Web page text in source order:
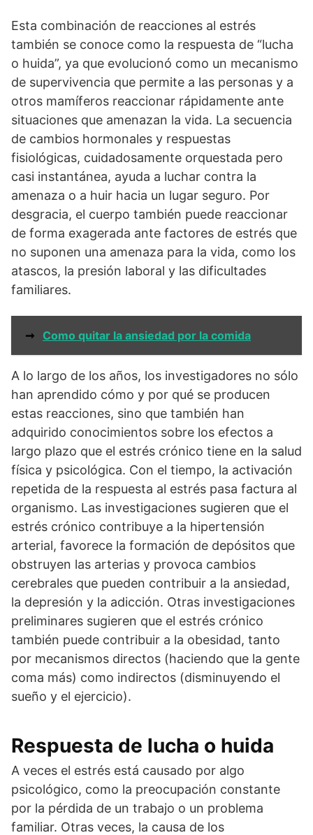
Esta combinación de reacciones al estrés
también se conoce como la respuesta de “lucha
o huida”, ya que evolucionó como un mecanismo
de supervivencia que permite a las personas y a
otros mamíferos reaccionar rápidamente ante
situaciones que amenazan la vida. La secuencia
de cambios hormonales y respuestas
fisiológicas, cuidadosamente orquestada pero
casi instantánea, ayuda a luchar contra la
amenaza o a huir hacia un lugar seguro. Por
desgracia, el cuerpo también puede reaccionar
de forma exagerada ante factores de estrés que
no suponen una amenaza para la vida, como los
atascos, la presión laboral y las dificultades
familiares.
➞ Como quitar la ansiedad por la comida
A lo largo de los años, los investigadores no sólo
han aprendido cómo y por qué se producen
estas reacciones, sino que también han
adquirido conocimientos sobre los efectos a
largo plazo que el estrés crónico tiene en la salud
física y psicológica. Con el tiempo, la activación
repetida de la respuesta al estrés pasa factura al
organismo. Las investigaciones sugieren que el
estrés crónico contribuye a la hipertensión
arterial, favorece la formación de depósitos que
obstruyen las arterias y provoca cambios
cerebrales que pueden contribuir a la ansiedad,
la depresión y la adicción. Otras investigaciones
preliminares sugieren que el estrés crónico
también puede contribuir a la obesidad, tanto
por mecanismos directos (haciendo que la gente
coma más) como indirectos (disminuyendo el
sueño y el ejercicio).
Respuesta de lucha o huida
A veces el estrés está causado por algo
psicológico, como la preocupación constante
por la pérdida de un trabajo o un problema
familiar. Otras veces, la causa de los